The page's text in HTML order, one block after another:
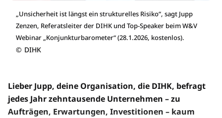
„Unsicherheit ist längst ein strukturelles Risiko“, sagt Jupp
Zenzen, Referatsleiter der DIHK und Top-Speaker beim W&V
Webinar „Konjunkturbarometer“ (28.1.2026, kostenlos).
© DIHK
Lieber Jupp, deine Organisation, die DIHK, befragt
jedes Jahr zehntausende Unternehmen – zu
Aufträgen, Erwartungen, Investitionen – kaum